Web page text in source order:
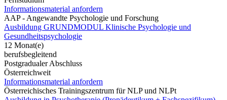
Informationsmaterial anfordern
AAP - Angewandte Psychologie und Forschung
Ausbildung GRUNDMODUL Klinische Psychologie und
Gesundheitspsychologie
12 Monat(e)
berufsbegleitend
Postgradualer Abschluss
Österreichweit
Informationsmaterial anfordern
Österreichisches Trainingszentrum für NLP und NLPt